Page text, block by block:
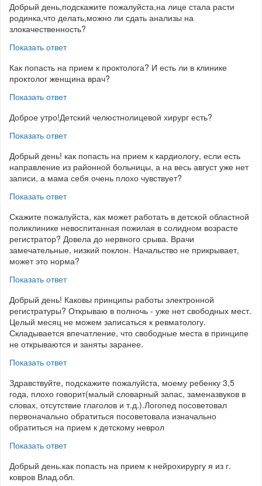
Добрый день,подскажите пожалуйста,на лице стала расти
родинка,что делать,можно ли сдать анализы на
злокачественность?
Показать ответ
Как попасть на прием к проктолога? И есть ли в клинике
проктолог женщина врач?
Показать ответ
Доброе утро!Детский челюстнолицевой хирург есть?
Показать ответ
Добрый день! как попасть на прием к кардиологу, если есть
направление из районной больницы, а на весь август уже нет
записи, а мама себя очень плохо чувствует?
Показать ответ
Скажите пожалуйста, как может работать в детской областной
поликлинике невоспитанная пожилая в солидном возрасте
регистратор? Довела до нервного срыва. Врачи
замечательные, низкий поклон. Начальство не прикрывает,
может это норма?
Показать ответ
Добрый день! Каковы принципы работы электронной
регистратуры? Открываю в полночь - уже нет свободных мест.
Целый месяц не можем записаться к ревматологу.
Складывается впечатление, что свободные места в принципе
не открываются и заняты заранее.
Показать ответ
Здравствуйте, подскажите пожалуйста, моему ребенку 3,5
года, плохо говорит(малый словарный запас, заменазвуков в
словах, отсутствие глаголов и т.д.).Логопед посоветовал
первоначально обратиться посоветовала изначально
обратиться на прием к детскому неврол
Показать ответ
Добрый день.как попасть на прием к нейрохирургу я из г.
ковров Влад.обл.